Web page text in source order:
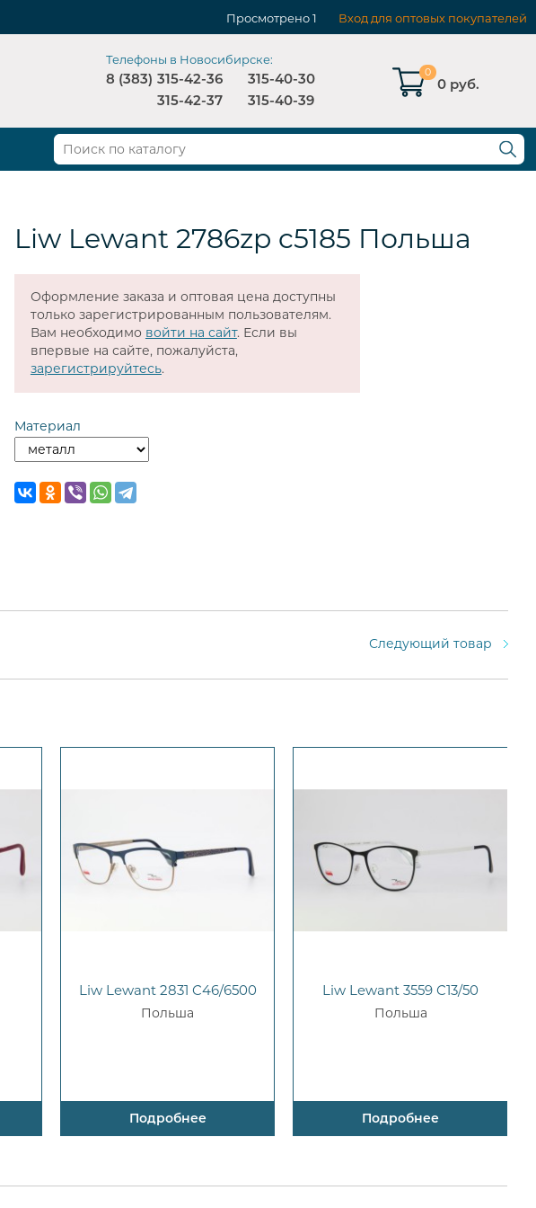
Просмотрено1 Вход для оптовых покупателей
0
0 руб.
Телефоны в Новосибирске:
8 (383) 315-42-36
315-40-30
315-42-37
315-40-39
Liw Lewant 2786zp c5185 Польша
Оформление заказа и оптовая цена доступны
только зарегистрированным пользователям.
Вам необходимо войти на сайт. Если вы
впервые на сайте, пожалуйста,
зарегистрируйтесь.
Материал
Следующий товар
Liw Lewant 2831 C46/6500
Польша
Подробнее
Liw Lewant 3559 C13/50
Польша
Подробнее